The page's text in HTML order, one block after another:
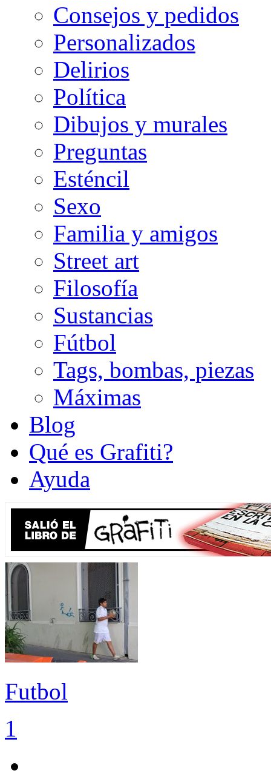
Consejos y pedidos
Personalizados
Delirios
Política
Dibujos y murales
Preguntas
Esténcil
Sexo
Familia y amigos
Street art
Filosofía
Sustancias
Fútbol
Tags, bombas, piezas
Máximas
Blog
Qué es Grafiti?
Ayuda
Futbol
1